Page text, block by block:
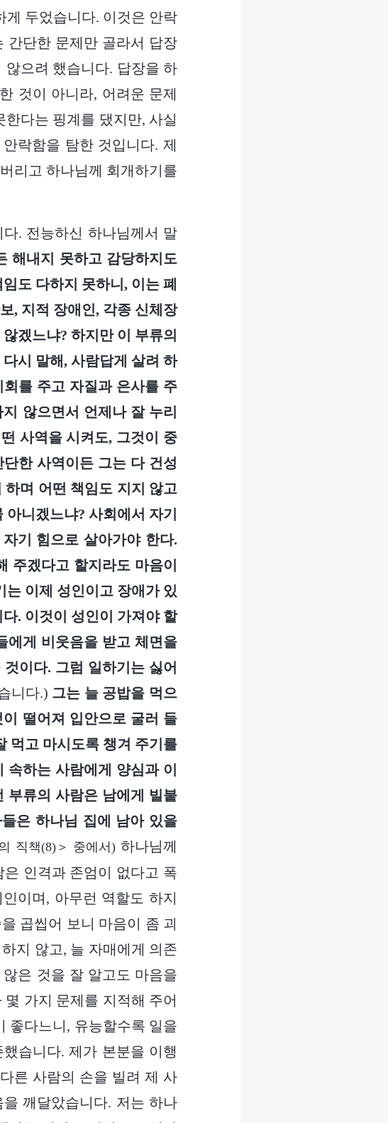
게 두었습니다. 이것은 안락
간단한 문제만 골라서 답장
으려 했습니다. 답장을 하
것이 아니라, 어려운 문제
다는 핑계를 댔지만, 사실
락함을 탐한 것입니다. 제
리고 하나님께 회개하기를
. 전능하신 하나님께서 말
해내지 못하고 감당하지도
도 다하지 못하니, 이는 폐
, 지적 장애인, 각종 신체장
겠느냐? 하지만 이 부류의
시 말해, 사람답게 살려 하
를 주고 자질과 은사를 주
않으면서 언제나 잘 누리
사역을 시켜도, 그것이 중
한 사역이든 그는 다 건성
며 어떤 책임도 지지 않고
니겠느냐? 사회에서 자기
기 힘으로 살아가야 한다.
주겠다고 할지라도 마음이
이제 성인이고 장애가 있
. 이것이 성인이 가져야 할
에게 비웃음을 받고 체면을
이다. 그럼 일하기는 싫어
니다.) 그는 늘 공밥을 먹으
떨어져 입안으로 굴러 들
먹고 마시도록 챙겨 주기를
하는 사람에게 양심과 이
부류의 사람은 남에게 빌붙
은 하나님 집에 남아 있을
직책(8)＞ 중에서) 하나님께
인격과 존엄이 없다고 폭
이며, 아무런 역할도 하지
곱씹어 보니 마음이 좀 괴
지 않고, 늘 자매에게 의존
은 것을 잘 알고도 마음을
가지 문제를 지적해 주어
좋다느니, 유능할수록 일을
습니다. 제가 본분을 이행
른 사람의 손을 빌려 제 사
깨달았습니다. 저는 하나